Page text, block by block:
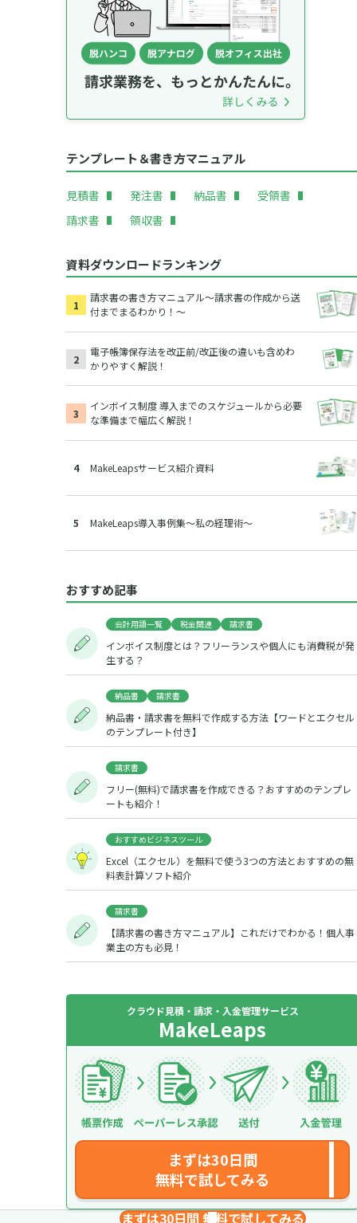
テンプレート＆書き方マニュアル
見積書 発注書 納品書
受領書
請求書
領収書
資料ダウンロードランキング
請求書の書き方マニュアル～請求書の作成から送
付までまるわかり！～
電子帳簿保存法を改正前/改正後の違いも含めわ
かりやすく解説！
インボイス制度 導入までのスケジュールから必要
な準備まで幅広く解説！
MakeLeapsサービス紹介資料
MakeLeaps導入事例集～私の経理術～
おすすめ記事
会計用語一覧 税金関連 請求書
インボイス制度とは？フリーランスや個人にも消費税が発
生する？
納品書 請求書
納品書・請求書を無料で作成する方法【ワードとエクセル
のテンプレート付き】
請求書
フリー(無料)で請求書を作成できる？おすすめのテンプレ
ートも紹介！
おすすめビジネスツール
Excel（エクセル）を無料で使う3つの方法とおすすめの無
料表計算ソフト紹介
請求書
【請求書の書き方マニュアル】これだけでわかる！個人事
業主の方も必見！
クラウド見積・請求・入金管理サービス
MakeLeaps
まずは30日間
無料で試してみる
まずは30日間 無料で試してみる